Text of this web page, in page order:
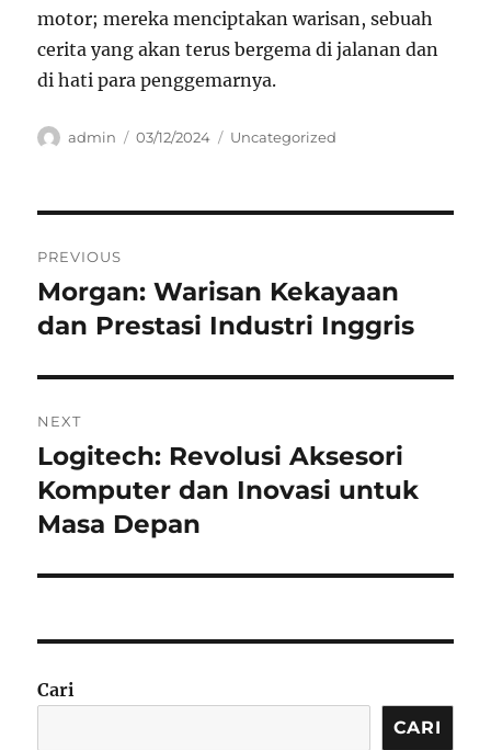
motor; mereka menciptakan warisan, sebuah
cerita yang akan terus bergema di jalanan dan
di hati para penggemarnya.
Author
admin
Posted
03/12/2024 Categories
Uncategorized
pos
PREVIOUS
Previous
post:
Morgan: Warisan Kekayaan
dan Prestasi Industri Inggris
NEXT
Next
post:
Logitech: Revolusi Aksesori
Komputer dan Inovasi untuk
Masa Depan
Cari
CARI